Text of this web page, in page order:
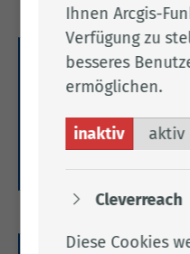
Jagd- &
und Waffenwesen.
Ihnen Arcgis-
Verfügung zu
besseres
ermöglichen.
inaktiv aktiv
Cleverreach
Diese Cookies